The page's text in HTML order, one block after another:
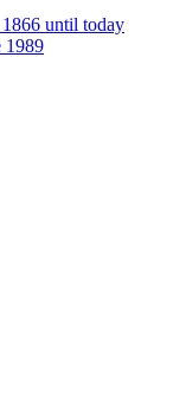
until today
1989